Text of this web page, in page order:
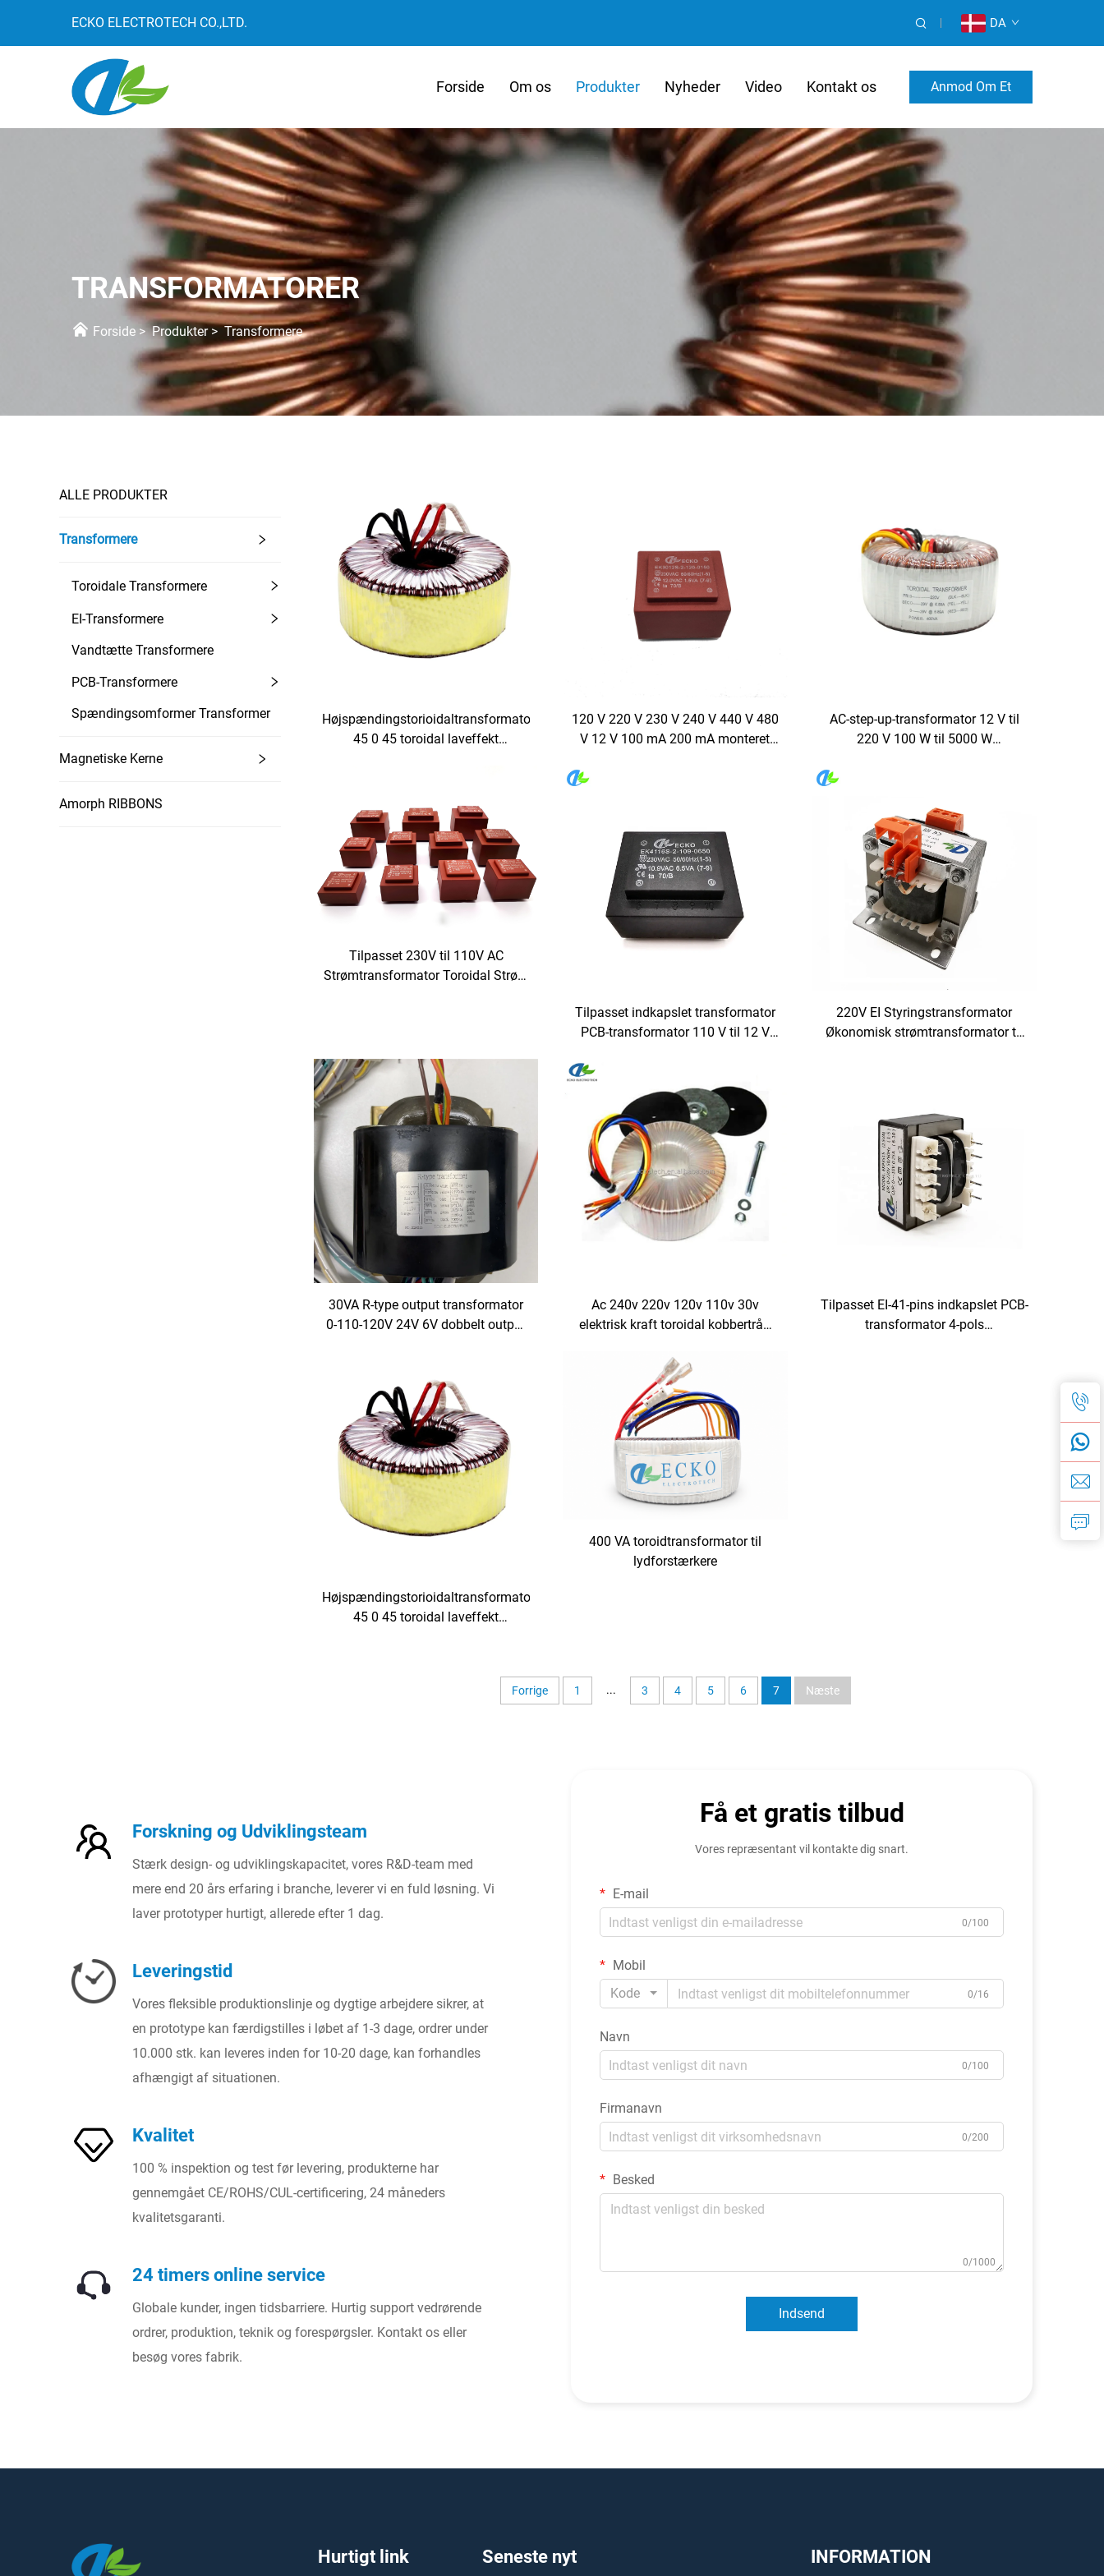
ECKO ELECTROTECH CO.,LTD. DA
Forside Om os Produkter Nyheder Video Kontakt os Anmod Om Et
TRANSFORMATORER
Forside >Produkter>Transformere
ALLE PRODUKTER
Transformere
Toroidale Transformere
EI-Transformere
Vandtætte Transformere
PCB-Transformere
Spændingsomformer Transformer
Magnetiske Kerne
Amorph RIBBONS
Højspændingstorioidaltransformator
45 0 45 toroidal laveffekt
120 V 220 V 230 V 240 V 440 V 480
V 12 V 100 mA 200 mA monteret
AC-step-up-transformator 12 V til
220 V 100 W til 5000 W
toroidaltransformator 110 V til 220
Tilpasset 230V til 110V AC
Strømtransformator Toroidal Strøm
Tilpasset indkapslet transformator
PCB-transformator 110 V til 12 V
220V EI Styringstransformator
Økonomisk strømtransformator til
30VA R-type output transformator
0-110-120V 24V 6V dobbelt output
Ac 240v 220v 120v 110v 30v
elektrisk kraft toroidal kobbertråd
Tilpasset EI-41-pins indkapslet PCB-
transformator 4-pols
Højspændingstorioidaltransformator
45 0 45 toroidal laveffekt
400 VA toroidtransformator til
lydforstærkere
Forrige 1 ... 3 4 5 6 7 Næste
Forskning og Udviklingsteam
Stærk design- og udviklingskapacitet, vores R&D-team med
mere end 20 års erfaring i branche, leverer vi en fuld løsning. Vi
laver prototyper hurtigt, allerede efter 1 dag.
Leveringstid
Vores fleksible produktionslinje og dygtige arbejdere sikrer, at
en prototype kan færdigstilles i løbet af 1-3 dage, ordrer under
10.000 stk. kan leveres inden for 10-20 dage, kan forhandles
afhængigt af situationen.
Kvalitet
100 % inspektion og test før levering, produkterne har
gennemgået CE/ROHS/CUL-certificering, 24 måneders
kvalitetsgaranti.
24 timers online service
Globale kunder, ingen tidsbarriere. Hurtig support vedrørende
ordrer, produktion, teknik og forespørgsler. Kontakt os eller
besøg vores fabrik.
Få et gratis tilbud
Vores repræsentant vil kontakte dig snart.
E-mail
0/100
Mobil
Kode
0/16
Navn
0/100
Firmanavn
0/200
Besked
0/1000
Indsend
Hurtigt link Seneste nyt INFORMATION